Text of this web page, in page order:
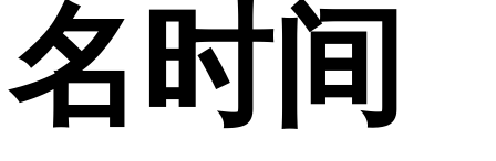
名时间